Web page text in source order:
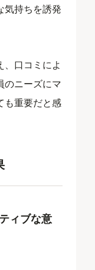
気持ちを誘発
、口コミによ
のニーズにマ
も重要だと感
ィブな意